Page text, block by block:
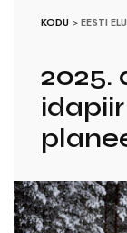
KODU >EESTI ELU
2025.